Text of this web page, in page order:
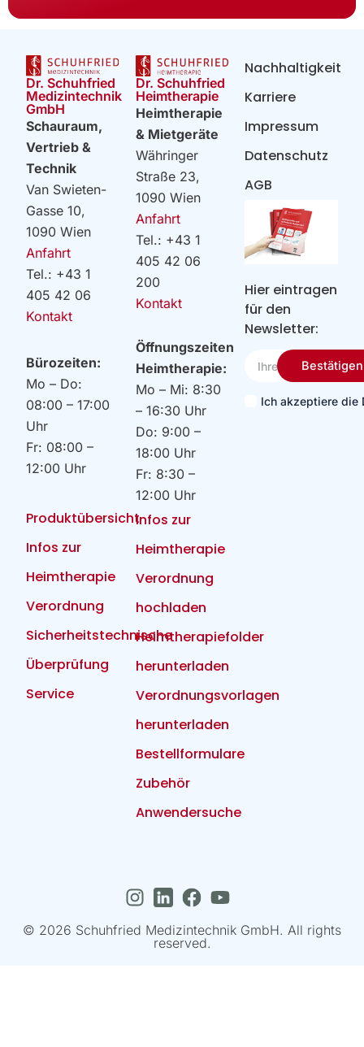
Dr. Schuhfried
Medizintechnik
GmbH
Schauraum,
Vertrieb &
Technik
Van Swieten-
Gasse 10,
1090 Wien
Anfahrt
Tel.: +43 1
405 42 06
Kontakt
Bürozeiten:
Mo – Do:
08:00 – 17:00
Uhr
Fr: 08:00 –
12:00 Uhr
Produktübersicht
Infos zur
Heimtherapie
Verordnung
Sicherheitstechnische
Überprüfung
Service
Dr. Schuhfried
Heimtherapie
Heimtherapie
& Mietgeräte
Währinger
Straße 23,
1090 Wien
Anfahrt
Tel.: +43 1
405 42 06
200
Kontakt
Öffnungszeiten
Heimtherapie:
Mo – Mi: 8:30
– 16:30 Uhr
Do: 9:00 –
18:00 Uhr
Fr: 8:30 –
12:00 Uhr
Infos zur
Heimtherapie
Verordnung
hochladen
Heimtherapiefolder
herunterladen
Verordnungsvorlagen
herunterladen
Bestellformulare
Zubehör
Anwendersuche
Hier eintragen
für den
Newsletter:
Email
Ich akzeptiere die
Bestätigen
Nachhaltigkeit
Karriere
Impressum
Datenschutz
AGB
© 2026 Schuhfried Medizintechnik GmbH. All rights
reserved.